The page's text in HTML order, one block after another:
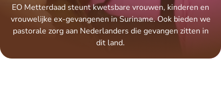
EO Metterdaad steunt kwetsbare vrouwen, kinderen en
vrouwelijke ex-gevangenen in Suriname. Ook bieden we
pastorale zorg aan Nederlanders die gevangen zitten in
dit land.